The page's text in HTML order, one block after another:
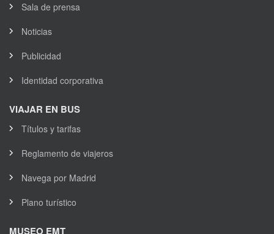
Sala de prensa
Noticias
Publicidad
Identidad corporativa
VIAJAR EN BUS
Títulos y tarifas
Reglamento de viajeros
Navega por Madrid
Plano turístico
MUSEO EMT